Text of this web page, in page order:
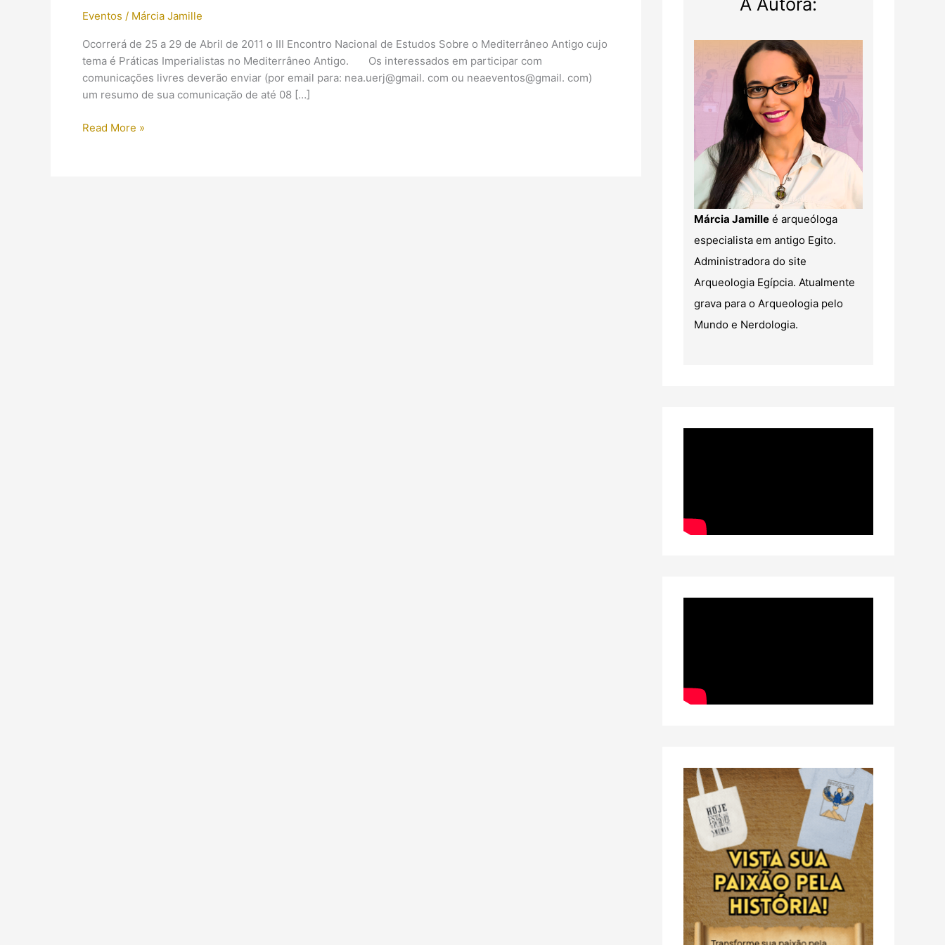
Eventos / Márcia Jamille
Ocorrerá de 25 a 29 de Abril de 2011 o III Encontro Nacional de Estudos Sobre o Mediterrâneo Antigo cujo
tema é Práticas Imperialistas no Mediterrâneo Antigo. Os interessados em participar com
comunicações livres deverão enviar (por email para: nea.uerj@gmail. com ou neaeventos@gmail. com)
um resumo de sua comunicação de até 08 […]
【Evento】
Read More »
Márcia Jamille é arqueóloga
especialista em antigo Egito.
Administradora do site
Arqueologia Egípcia. Atualmente
grava para o Arqueologia pelo
Mundo e Nerdologia.